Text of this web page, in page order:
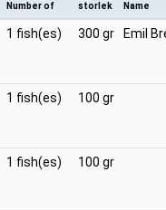
Number of storlek Name
1 fish(es) 300 gr Emil
1 fish(es) 100 gr
1 fish(es) 100 gr